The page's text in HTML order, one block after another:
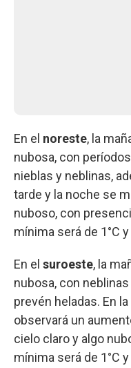
En el noreste, la
nubosa, con
nieblas y neblinas,
tarde y la noche se
nuboso, con
mínima será de 1°C
En el suroeste, la
nubosa, con
prevén heladas. En
observará un
cielo claro y algo
mínima será de 1°C